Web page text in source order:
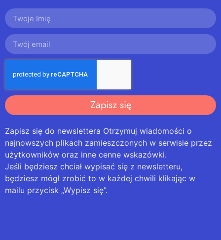
Zapisz się
Zapisz się do newslettera Otrzymuj wiadomości o
najnowszych plikach zamieszczonych w serwisie przez
użytkowników oraz inne cenne wskazówki.
Jeśli będziesz chciał wypisać się z newsletteru,
będziesz mógł zrobić to w każdej chwili klikając w
mailu przycisk „Wypisz się”.